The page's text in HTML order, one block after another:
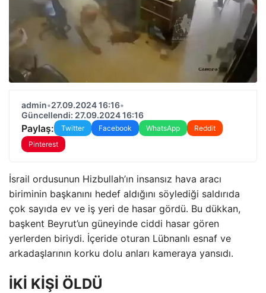
admin•27.09.2024 16:16•
Güncellendi: 27.09.2024 16:16
Paylaş: Twitter Facebook WhatsApp
Reddit
Pinterest
İsrail ordusunun Hizbullah’ın insansız hava aracı
biriminin başkanını hedef aldığını söylediği saldırıda
çok sayıda ev ve iş yeri de hasar gördü. Bu dükkan,
başkent Beyrut’un güneyinde ciddi hasar gören
yerlerden biriydi. İçeride oturan Lübnanlı esnaf ve
arkadaşlarının korku dolu anları kameraya yansıdı.
İKİ KİŞİ ÖLDÜ